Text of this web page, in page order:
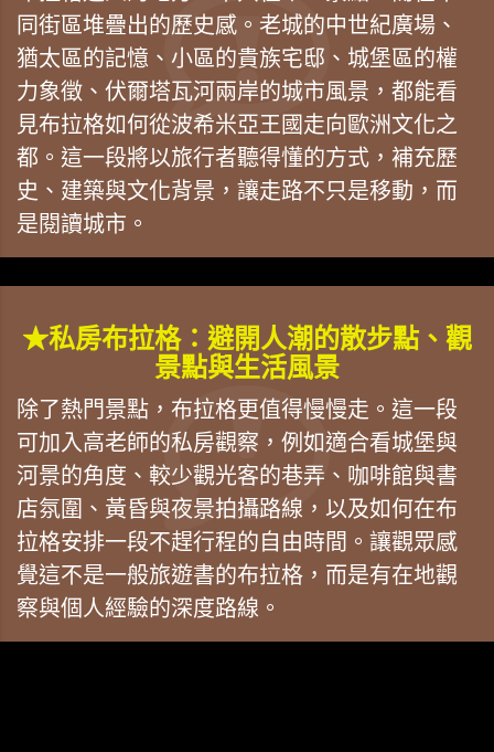
同街區堆疊出的歷史感。老城的中世紀廣場、
猶太區的記憶、小區的貴族宅邸、城堡區的權
力象徵、伏爾塔瓦河兩岸的城市風景，都能看
見布拉格如何從波希米亞王國走向歐洲文化之
都。這一段將以旅行者聽得懂的方式，補充歷
史、建築與文化背景，讓走路不只是移動，而
是閱讀城市。
★私房布拉格：避開人潮的散步點、觀
景點與生活風景
除了熱門景點，布拉格更值得慢慢走。這一段
可加入高老師的私房觀察，例如適合看城堡與
河景的角度、較少觀光客的巷弄、咖啡館與書
店氛圍、黃昏與夜景拍攝路線，以及如何在布
拉格安排一段不趕行程的自由時間。讓觀眾感
覺這不是一般旅遊書的布拉格，而是有在地觀
察與個人經驗的深度路線。